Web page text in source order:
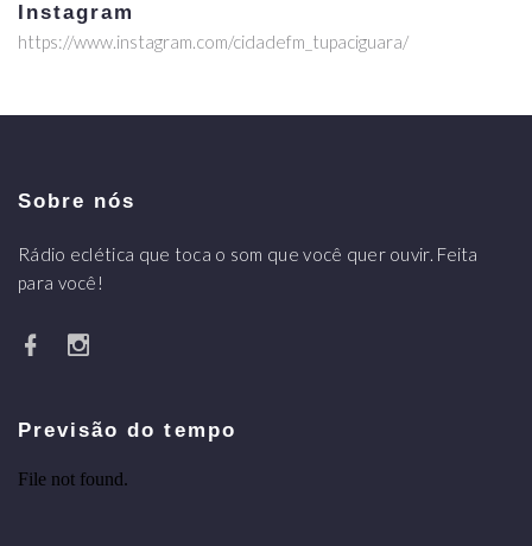
Instagram
https://www.instagram.com/cidadefm_tupaciguara/
Sobre nós
Rádio eclética que toca o som que você quer ouvir. Feita
para você!
Previsão do tempo